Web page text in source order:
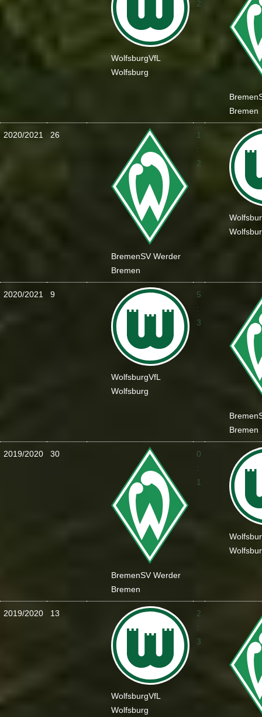
WolfsburgVfL
Wolfsburg
2
Bremen
Bremen
2020/2021 26
BremenSV Werder
Bremen
1
:
2
2020/2021 9
WolfsburgVfL
Wolfsburg
5
:
3
Bremen
Bremen
2019/2020 30
BremenSV Werder
Bremen
0
:
1
2019/2020 13
WolfsburgVfL
Wolfsburg
2
:
3